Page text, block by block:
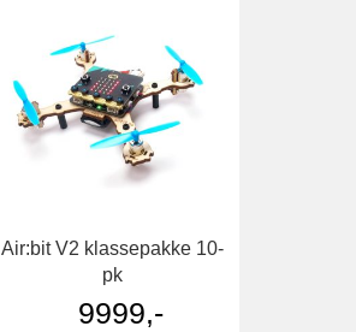
Air:bit V2 klassepakke 10-
pk
9999,-